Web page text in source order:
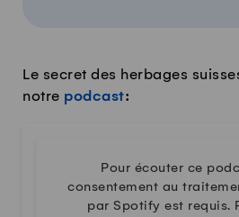
Le secret des herbages
notre podcast:
Pour écouter ce
consentement au
par Spotify est requis.